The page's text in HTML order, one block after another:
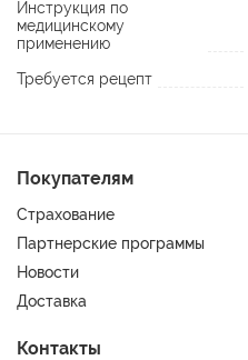
Инструкция по
медицинскому
применению
Требуется рецепт
Покупателям
Страхование
Партнерские программы
Новости
Доставка
Контакты